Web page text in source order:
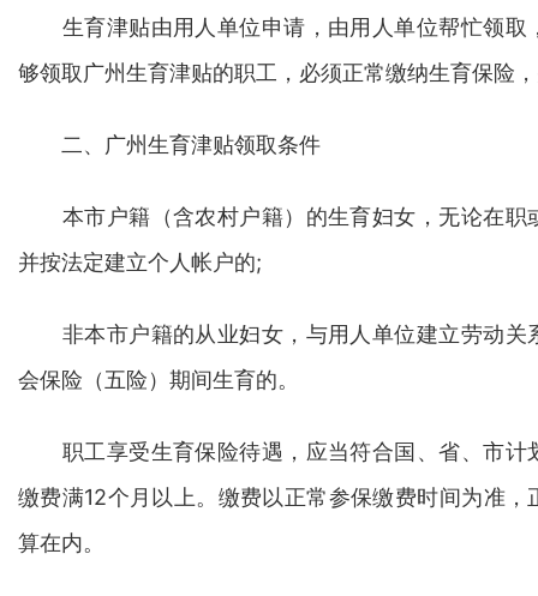
生育津贴由用人单位申请，由用人单位帮忙领取
够领取广州生育津贴的职工，必须正常缴纳生育保险
二、广州生育津贴领取条件
本市户籍（含农村户籍）的生育妇女，无论在职
并按法定建立个人帐户的;
非本市户籍的从业妇女，与用人单位建立劳动关
会保险（五险）期间生育的。
职工享受生育保险待遇，应当符合国、省、市计
缴费满12个月以上。缴费以正常参保缴费时间为准
算在内。